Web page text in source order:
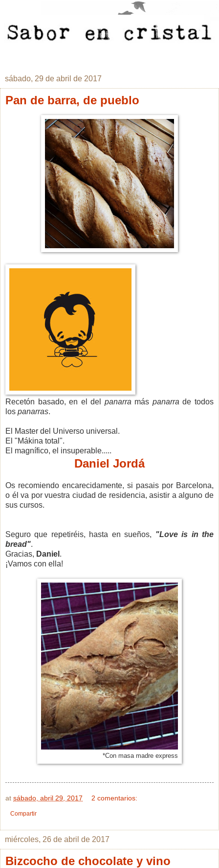
sábado, 29 de abril de 2017
Pan de barra, de pueblo
Recetón basado, en el del panarra más panarra de todos
los panarras.
El Master del Universo universal.
El "Mákina total".
El magnífico, el insuperable.....
Daniel Jordá
Os recomiendo encarecidamente, si pasais por Barcelona,
o él va por vuestra ciudad de residencia, asistir a alguno de
sus cursos.
Seguro que repetiréis, hasta en sueños, "Love is in the
bread".
Gracias, Daniel .
¡Vamos con ella!
*Con masa madre express
at sábado, abril 29, 2017 2 comentarios:
Compartir
miércoles, 26 de abril de 2017
Bizcocho de chocolate y vino